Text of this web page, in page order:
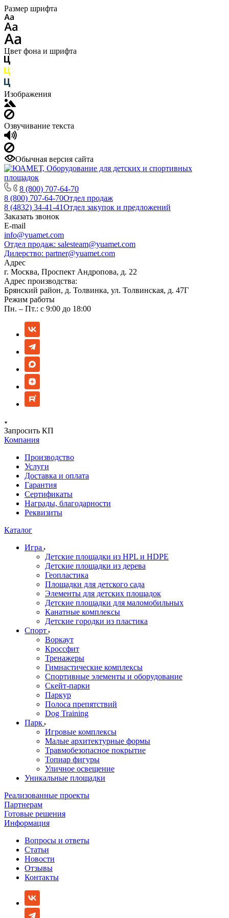
Размер шрифта
Цвет фона и шрифта
Изображения
Озвучивание текста
Обычная версия сайта
8 (800) 707-64-70
8 (800) 707-64-70Отдел продаж
8 (4832) 34-41-41Отдел закупок и предложений
Заказать звонок
E-mail
info@yuamet.com
Отдел продаж: salesteam@yuamet.com
Дилерство: partner@yuamet.com
Адрес
г. Москва, Проспект Андропова, д. 22
Адрес производства:
Брянский район, д. Толвинка, ул. Толвинская, д. 47Г
Режим работы
Пн. – Пт.: с 9:00 до 18:00
Запросить КП
Компания
Производство
Услуги
Доставка и оплата
Гарантия
Сертификаты
Награды, благодарности
Реквизиты
Каталог
Игра
Детские площадки из HPL и HDPE
Детские площадки из дерева
Геопластика
Площадки для детского сада
Элементы для детских площадок
Детские площадки для маломобильных
Канатные комплексы
Детские городки из пластика
Спорт
Воркаут
Кроссфит
Тренажеры
Гимнастические комплексы
Спортивные элементы и оборудование
Скейт-парки
Паркур
Полоса препятствий
Dog Training
Парк
Игровые комплексы
Малые архитектурные формы
Травмобезопасное покрытие
Топиар фигуры
Уличное освещение
Уникальные площадки
Реализованные проекты
Партнерам
Готовые решения
Информация
Вопросы и ответы
Статьи
Новости
Отзывы
Контакты